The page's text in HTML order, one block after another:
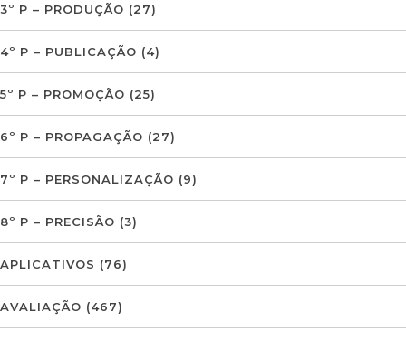
3º P – PRODUÇÃO (27)
4º P – PUBLICAÇÃO (4)
5º P – PROMOÇÃO (25)
6º P – PROPAGAÇÃO (27)
7º P – PERSONALIZAÇÃO (9)
8º P – PRECISÃO (3)
APLICATIVOS (76)
AVALIAÇÃO (467)